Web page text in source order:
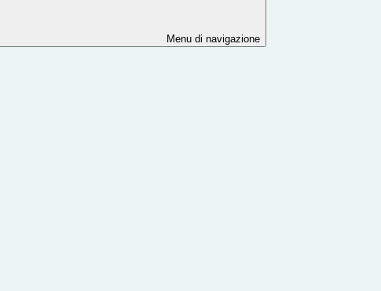
Menu di navigazione